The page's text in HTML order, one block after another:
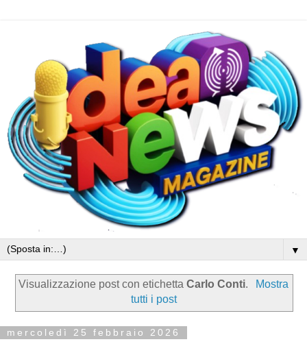
▼
Visualizzazione post con etichettaCarlo Conti.
Mostra
tutti i post
mercoledì 25 febbraio 2026